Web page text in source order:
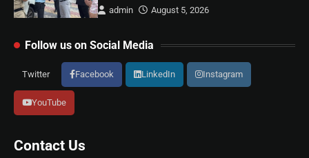
admin
August 5, 2026
Follow us on Social Media
Twitter Facebook LinkedIn Instagram
YouTube
Contact Us